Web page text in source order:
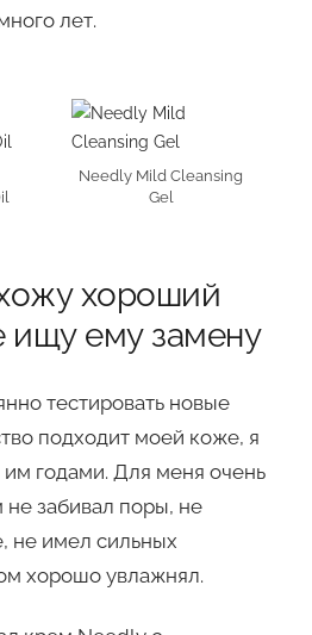
лет.
Needly Mild Cleansing
Gel
хороший
ищу ему замену
тестировать новые
подходит моей коже, я
им годами. Для меня очень
забивал поры, не
не имел сильных
хорошо увлажнял.